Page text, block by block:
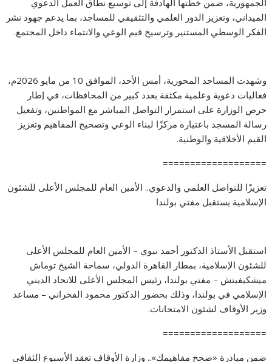
الجمهورية، ضمن خطتها الهادفة إلى توسيع نطاق العمل الدعوي
الميداني، وتعزيز الدور العلمي والتثقيفي للمساجد، بما يدعم جهود نشر
الفكر الوسطي المستنير وترسيخ قيم الوعي والانتماء داخل المجتمع.
وشهدت المساجد المحورية، أمس الأحد، الموافق 10 من مايو 2026م،
فعاليات دعوية وعلمية مكثفة بعدد كبير من المحافظات، في إطار
حرص الوزارة على استمرار التواصل المباشر مع المواطنين، وتفعيل
رسالة المسجد باعتباره مركزًا لبناء الوعي وتصحيح المفاهيم وتعزيز
القيم الأخلاقية والوطنية.
===================
تعزيزًا للتواصل العلمي والدعوي.. الأمين العام للمجلس الأعلى للشئون
الإسلامية يستقبل مفتي بولندا
استقبل الأستاذ الدكتور أحمد نبوي – الأمين العام للمجلس الأعلى
للشئون الإسلامية، بمطار القاهرة الدولي، سماحة الشيخ توماش
ميشكيفيتش – مفتي بولندا، رئيس المجلس الأعلى للاتحاد الديني
الإسلامي في بولندا، وذلك بحضور الدكتور محمود الفخراني – مساعد
وزير الأوقاف لشئون الامتحانات.
===================
ضمن مبادرة «صحح مفاهيمك».. وزارة الأوقاف تعقد الأسبوع الثقافي